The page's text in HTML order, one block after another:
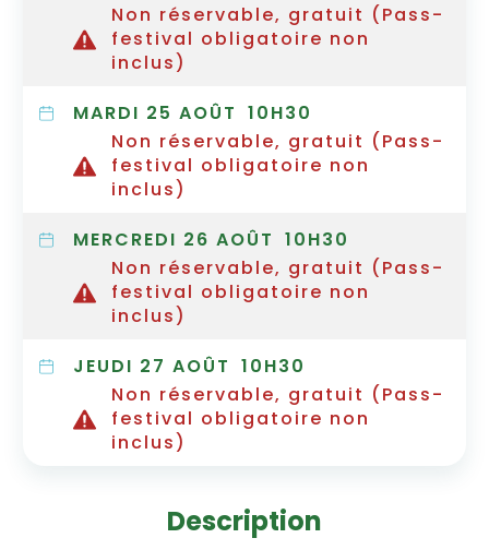
Non réservable, gratuit (Pass-
festival obligatoire non
inclus)
MARDI 25 AOÛT 10H30
Non réservable, gratuit (Pass-
festival obligatoire non
inclus)
MERCREDI 26 AOÛT 10H30
Non réservable, gratuit (Pass-
festival obligatoire non
inclus)
JEUDI 27 AOÛT 10H30
Non réservable, gratuit (Pass-
festival obligatoire non
inclus)
Description